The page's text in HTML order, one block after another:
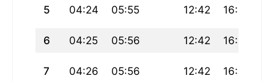
5 04:24 05:55 12:42 16:22
6 04:25 05:56 12:42 16:22
7 04:26 05:56 12:42 16:22